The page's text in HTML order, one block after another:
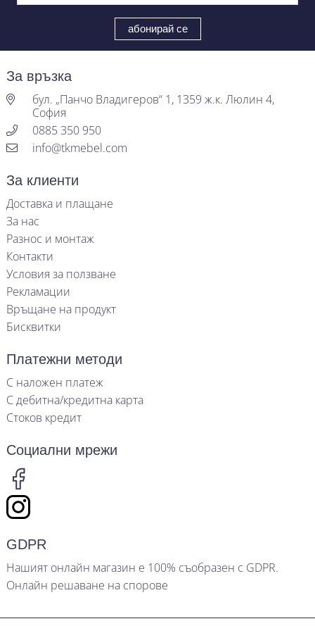
За връзка
бул. „Панчо Владигеров“ 1, 1359 ж.к. Люлин 4,
София
0885 350 950
info@tkmebel.com
За клиенти
Доставка и плащане
За нас
Разнос и монтаж
Контакти
Условия за ползване
Рекламации
Връщане на продукт
Бисквитки
Платежни методи
С наложен платеж
С дебитна/кредитна карта
Стоков кредит
Социални мрежи
GDPR
Нашият онлайн магазин е 100% съобразен с GDPR.
Онлайн решаване на спорове